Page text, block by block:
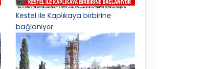
Kestel ile Kaplıkaya birbirine
bağlanıyor